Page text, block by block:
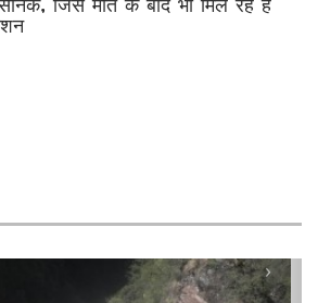
जिसे मौत के बाद भी मिल रहे हैं
›